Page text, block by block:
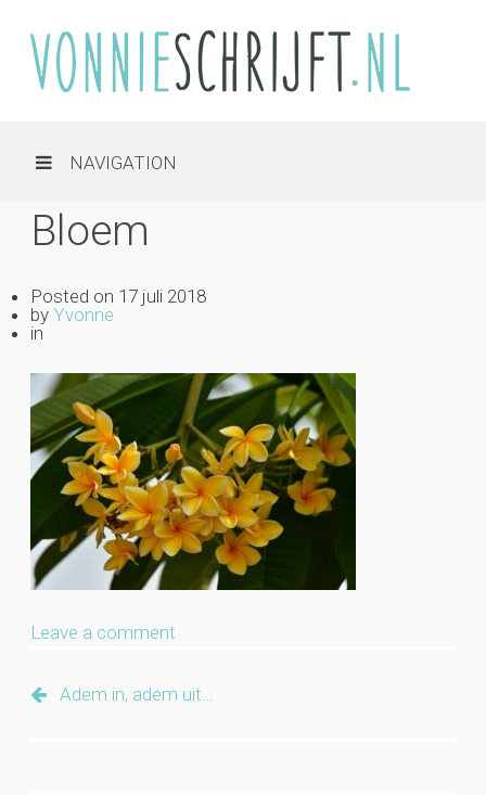
NAVIGATION
Bloem
Posted on 17 juli 2018
by Yvonne
in
Leave a comment
Adem in, adem uit…